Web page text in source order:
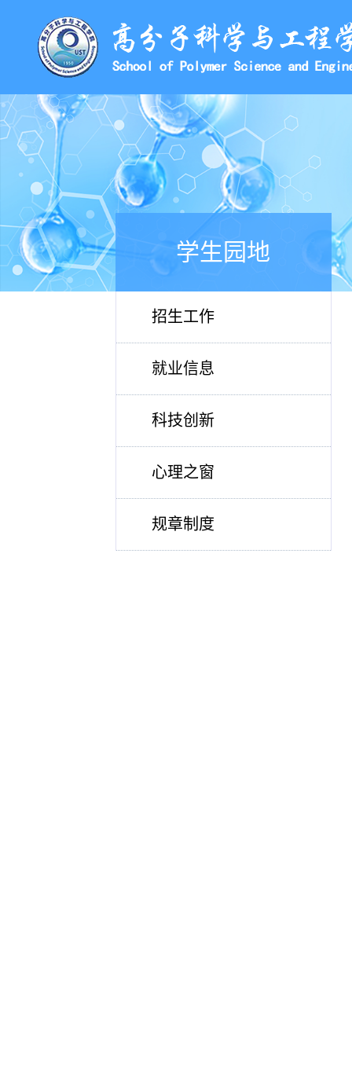
学生园地
招生工作
就业信息
科技创新
心理之窗
规章制度